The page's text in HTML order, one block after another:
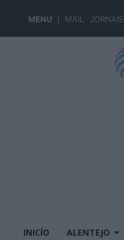
MENU MAIL JORNAIS
INICÍO ALENTEJO